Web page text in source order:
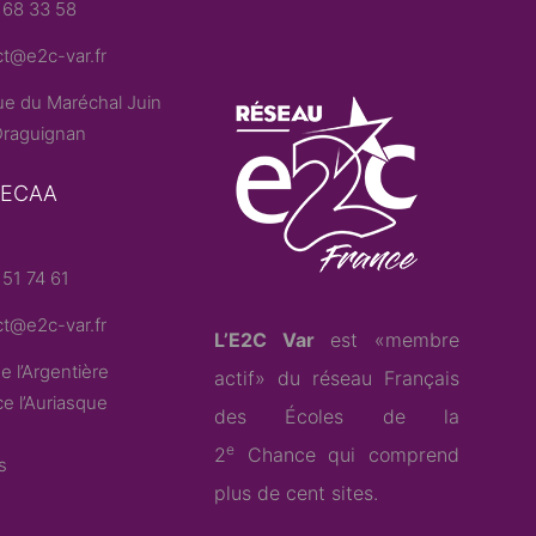
33 58
var.fr
du Maréchal Juin
74 61
var.fr
l’Argentière
l’Auriasque
L’E2C Varest «membre
actif» du réseau Français
des Écoles de la
2e Chancequi comprend
plus de cent sites.